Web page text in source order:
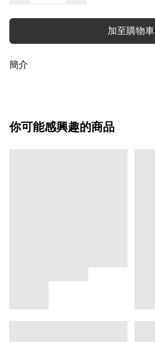
加至購物車
簡介
你可能感興趣的商品